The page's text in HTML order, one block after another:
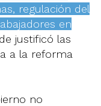
regulación del
en
justificó las
a la reforma
no